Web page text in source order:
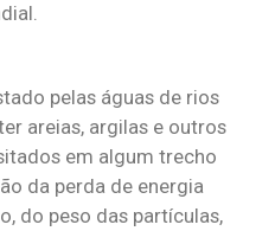
pelas águas de rios
areias, argilas e outros
em algum trecho
da perda de energia
do peso das partículas,